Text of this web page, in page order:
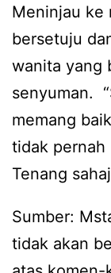
Meninjau ke
bersetuju
wanita yang
senyuman.
memang
tidak pernah
Tenang
Sumber:
tidak akan